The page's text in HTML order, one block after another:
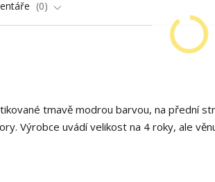
0
tmavě modrou barvou, na přední
Výrobce uvádí velikost na 4 roky, ale